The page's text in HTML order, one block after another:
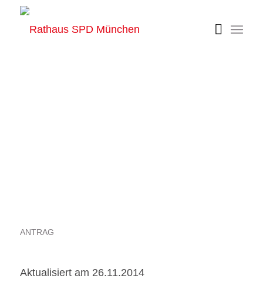
ANTRAG
Aktualisiert am 26.11.2014